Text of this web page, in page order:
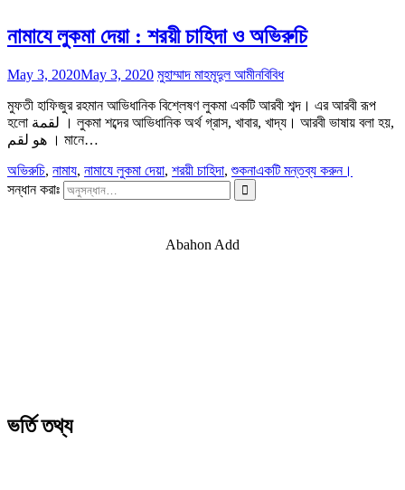
নামাযে লুকমা দেয়া : শরয়ী চাহিদা ও অভিরুচি
May 3, 2020May 3, 2020 মুহাম্মাদ মাহমূদুল আমীনবিবিধ
মুফতী হাফিজুর রহমান আভিধানিক বিশ্লেষণ লুকমা একটি আরবী শব্দ। এর আরবী রূপ
হলো لقمة । লুকমা শব্দের আভিধানিক অর্থ গ্রাস, খাবার, খাদ্য। আরবী ভাষায় বলা হয়,
هو لقم । মানে…
অভিরুচি, নামায, নামাযে লুকমা দেয়া, শরয়ী চাহিদা,শুকনাএকটি মন্তব্য করুন।
সন্ধান করাঃ
Abahon Add
ভর্তি তথ্য